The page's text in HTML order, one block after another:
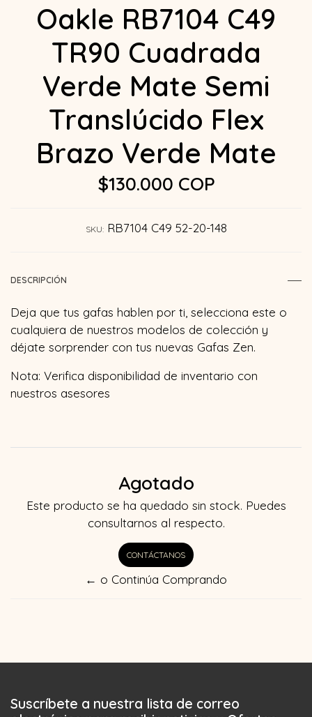
Oakle RB7104 C49
TR90 Cuadrada
Verde Mate Semi
Translúcido Flex
Brazo Verde Mate
$130.000 COP
SKU: RB7104 C49 52-20-148
DESCRIPCIÓN
Deja que tus gafas hablen por ti, selecciona este o
cualquiera de nuestros modelos de colección y
déjate sorprender con tus nuevas Gafas Zen.
Nota: Verifica disponibilidad de inventario con
nuestros asesores
Agotado
Este producto se ha quedado sin stock. Puedes
consultarnos al respecto.
CONTÁCTANOS
← o Continúa Comprando
Suscríbete a nuestra lista de correo